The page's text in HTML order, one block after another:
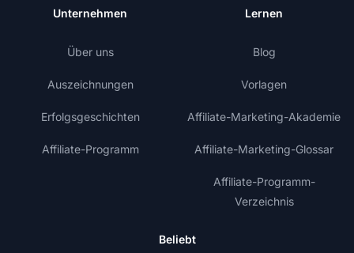
Unternehmen
Über uns
Auszeichnungen
Erfolgsgeschichten
Affiliate-Programm
Lernen
Blog
Vorlagen
Affiliate-Marketing-Akademie
Affiliate-Marketing-Glossar
Affiliate-Programm-
Verzeichnis
Beliebt